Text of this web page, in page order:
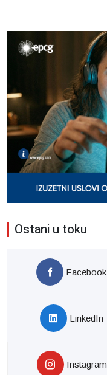
Ostani u toku
Facebook
LinkedIn
Instagram